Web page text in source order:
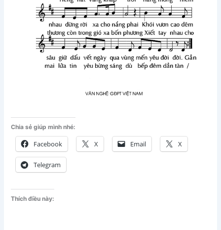
Chia sẻ giúp mình nhé:
Facebook X Email X
Telegram
Thích điều này: